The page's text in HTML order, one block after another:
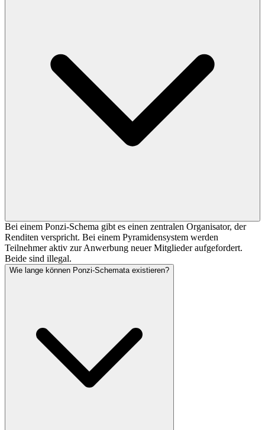
Bei einem Ponzi-Schema gibt es einen zentralen Organisator, der
Renditen verspricht. Bei einem Pyramidensystem werden
Teilnehmer aktiv zur Anwerbung neuer Mitglieder aufgefordert.
Beide sind illegal.
Wie lange können Ponzi-Schemata existieren?